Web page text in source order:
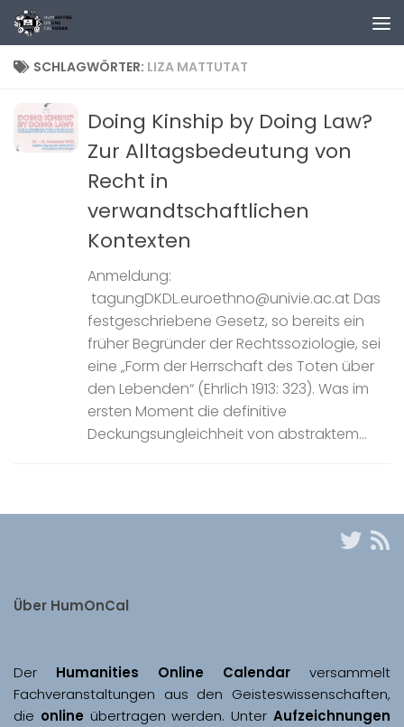
Zum Inhalt springen
SCHLAGWÖRTER: LIZA MATTUTAT
Doing Kinship by Doing Law?
Zur Alltagsbedeutung von
Recht in
verwandtschaftlichen
Kontexten
Anmeldung:
tagungDKDL.euroethno@univie.ac.at Das
festgeschriebene Gesetz, so bereits ein
früher Begründer der Rechtssoziologie, sei
eine „Form der Herrschaft des Toten über
den Lebenden“ (Ehrlich 1913: 323). Was im
ersten Moment die definitive
Deckungsungleichheit von abstraktem...
Über HumOnCal
Der Humanities Online Calendar versammelt
Fachveranstaltungen aus den Geisteswissenschaften,
die online übertragen werden. Unter Aufzeichnungen